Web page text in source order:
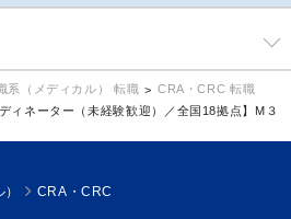
系（メディカル） 転職
CRA・CRC 転職
ィネーター（未経験歓迎）／全国18拠点】M３
CRA・CRC